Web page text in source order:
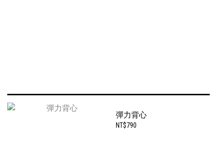
彈力背心
NT$790